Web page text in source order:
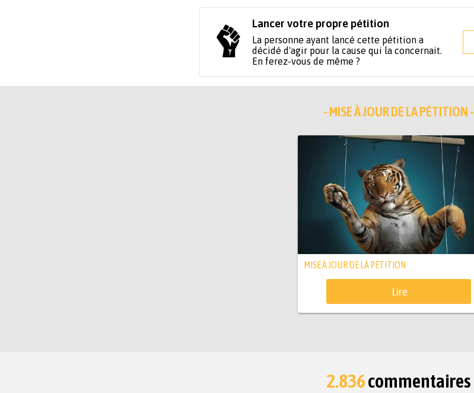
Lancer votre propre pétition
La personne ayant lancé cette pétition a
décidé d'agir pour la cause qui la concernait.
En ferez-vous de même ?
- MISE À JOUR DE LA PÉTITION -
MISE À JOUR DE LA PÉTITION
Lire
2.836commentaires